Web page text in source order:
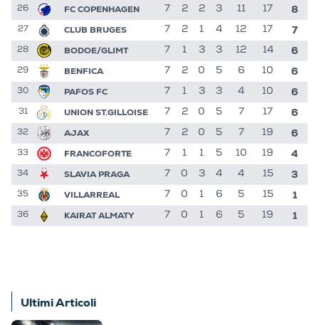
26 FC COPENHAGEN 7 2 2 3 11 17 8
27 CLUB BRUGES 7 2 1 4 12 17 7
28 BODOE/GLIMT 7 1 3 3 12 14 6
29 BENFICA 7 2 0 5 6 10 6
30 PAFOS FC 7 1 3 3 4 10 6
31 UNION ST.GILLOISE 7 2 0 5 7 17 6
32 AJAX 7 2 0 5 7 19 6
33 FRANCOFORTE 7 1 1 5 10 19 4
34 SLAVIA PRAGA 7 0 3 4 4 15 3
35 VILLARREAL 7 0 1 6 5 15 1
36 KAIRAT ALMATY 7 0 1 6 5 19 1
Ultimi Articoli